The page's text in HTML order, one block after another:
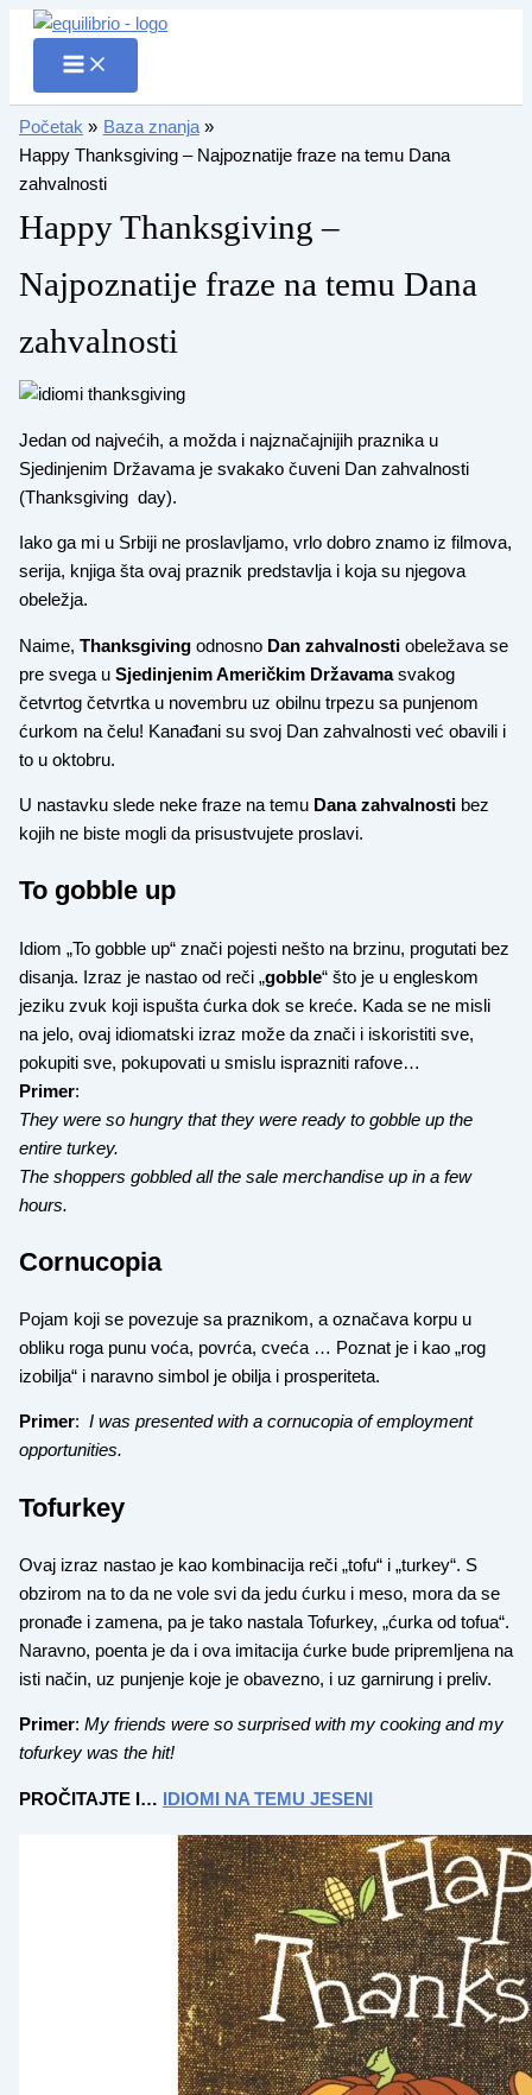
Pređi
sadržaj
Početak
Baza znanja
Happy Thanksgiving – Najpoznatije fraze na temu Dana
zahvalnosti
Happy Thanksgiving –
Najpoznatije fraze na temu Dana
zahvalnosti
Jedan od najvećih, a možda i najznačajnijih praznika u
Sjedinjenim Državama je svakako čuveni Dan zahvalnosti
(Thanksgiving day).
Iako ga mi u Srbiji ne proslavljamo, vrlo dobro znamo iz filmova,
serija, knjiga šta ovaj praznik predstavlja i koja su njegova
obeležja.
Naime, Thanksgivingodnosno Dan zahvalnostiobeležava se
pre svega u Sjedinjenim Američkim Državamasvakog
četvrtog četvrtka u novembru uz obilnu trpezu sa punjenom
ćurkom na čelu! Kanađani su svoj Dan zahvalnosti već obavili i
to u oktobru.
U nastavku slede neke fraze na temu Dana zahvalnostibez
kojih ne biste mogli da prisustvujete proslavi.
To gobble up
Idiom „To gobble up“ znači pojesti nešto na brzinu, progutati bez
disanja. Izraz je nastao od reči „gobble“ što je u engleskom
jeziku zvuk koji ispušta ćurka dok se kreće. Kada se ne misli
na jelo, ovaj idiomatski izraz može da znači i iskoristiti sve,
pokupiti sve, pokupovati u smislu isprazniti rafove…
Primer:
They were so hungry that they were ready to gobble up the
entire turkey.
The shoppers gobbled all the sale merchandise up in a few
hours.
Cornucopia
Pojam koji se povezuje sa praznikom, a označava korpu u
obliku roga punu voća, povrća, cveća … Poznat je i kao „rog
izobilja“ i naravno simbol je obilja i prosperiteta.
Primer: I was presented with a cornucopia of employment
opportunities.
Tofurkey
Ovaj izraz nastao je kao kombinacija reči „tofu“ i „turkey“. S
obzirom na to da ne vole svi da jedu ćurku i meso, mora da se
pronađe i zamena, pa je tako nastala Tofurkey, „ćurka od tofua“.
Naravno, poenta je da i ova imitacija ćurke bude pripremljena na
isti način, uz punjenje koje je obavezno, i uz garnirung i preliv.
Primer: My friends were so surprised with my cooking and my
tofurkey was the hit!
PROČITAJTE I… IDIOMI NA TEMU JESENI